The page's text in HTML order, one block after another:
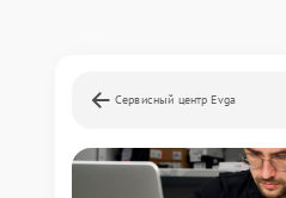
Сервисный центр Evga